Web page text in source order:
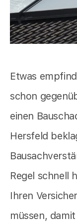
Etwas
schon
einen
Hersfeld
Regel schnell
Ihren
müssen,